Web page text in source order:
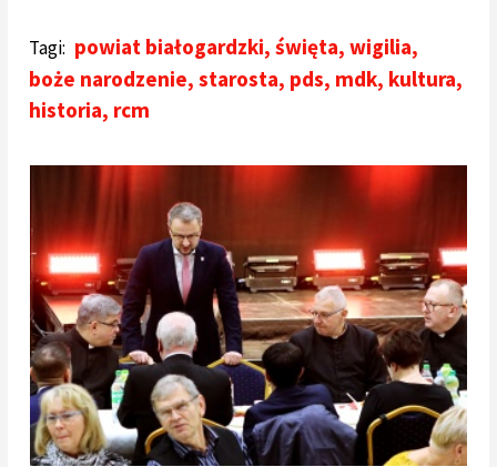
Tagi: powiat białogardzki, święta, wigilia,
boże narodzenie,starosta, pds, mdk, kultura,
historia, rcm